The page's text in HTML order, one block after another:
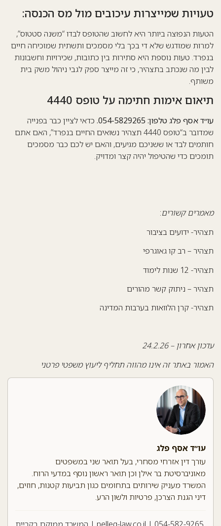
טעויות שמייצרות עיכובים מול מס הכנסה:
הטעות הנפוצה ביותר היא לחשוב שהטופס לבדו “משנה סטטוס”,
למרות שמודגש שלא די בכך בלי מסמכים ותשתית שמוכיחה חיים
בנפרד. טעות נוספת היא סתירות בין כתובות, שכירויות וחשבונות
לבין מה שנכתב בתצהיר, כי זה מייצר ספק לגבי ניהול משק בית
משותף.
תיאום אימות חתימה על טופס 4440
עו״ד אסף פלג טלפון: 054-5829265.
כדאי לציין כבר בפנייה
שמדובר ב“טופס 4440
תצהיר נשואים החיים בנפרד”, האם אתם
חותמים לבד או ששניכם מגיעים, והאם יש לכם כבר מסמכים
תומכים כדי שהטיפול יהיה קצר ומדויק.
מאמרים קשורים:
תצהיר- ידועים בציבור
תצהיר – רב קו גאוגרפי
תצהיר- 12 שנות לימוד
תצהיר – ניתוק קשר מהורים
תצהיר-קרן הלוואות בערבות המדינה
עדכון אחרון – 24.2.26
האמור באתר זה אינו מהווה תחליף ליעוץ משפטי פרטני
עו״ד אסף פלג
עורך דין אזרחי מסחרי, בעל תואר שני במשפטים
מאוניברסיטת בר אילן וכן תואר ראשון נוסף במדעי הרוח.
המשרד מעניק שירותים בתחומים כגון תביעות קטנות, חוזים,
דיני הגנת הצרכן, פרטיות ולשון הרע.